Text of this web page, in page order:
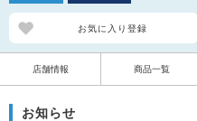
お気に入り登録
店舗情報 商品一覧
お知らせ